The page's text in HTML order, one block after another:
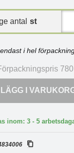
antal st
i hel
LÄGG I
inom: 3 - 5